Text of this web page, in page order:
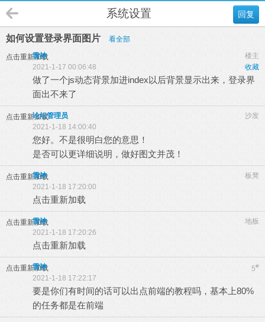
回复
系统设置
如何设置登录界面图片 看全部
点击重新加载 楼主
雷神
收藏
2021-1-17 00:06:48
做了一个js动态背景加进index以后背景显示出来，登录界
面出不来了
点击重新加载 沙发
论坛管理员
2021-1-18 14:00:40
您好。不是很明白您的意思！
是否可以更详细说明，做好图文并茂！
点击重新加载 板凳
雷神
2021-1-18 17:20:00
点击重新加载
点击重新加载 地板
雷神
2021-1-18 17:20:26
点击重新加载
点击重新加载 5#
雷神
2021-1-18 17:22:17
要是你们有时间的话可以出点前端的教程吗，基本上80%
的任务都是在前端